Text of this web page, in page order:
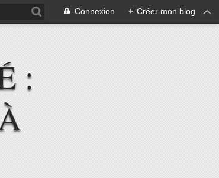
Connexion + Créer mon blog
: